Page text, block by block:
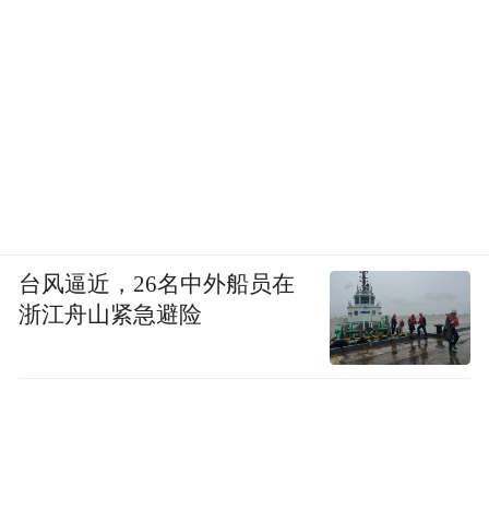
台风逼近，26名中外船员在
浙江舟山紧急避险